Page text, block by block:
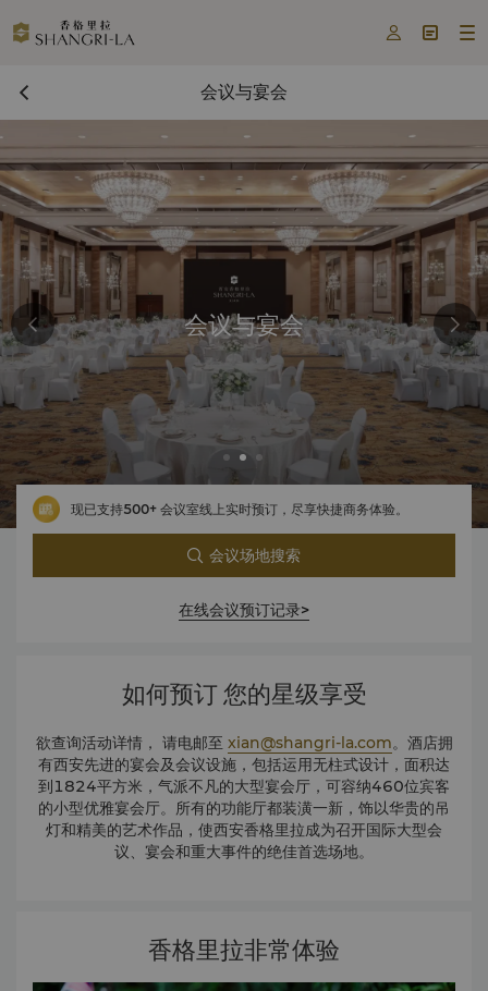
  
会议与宴会
会议与宴会
现已支持500+ 会议室线上实时预订，尽享快捷商务体验。
会议场地搜索
在线会议预订记录>
如何预订 您的星级享受
欲查询活动详情， 请电邮至 xian@shangri-la.com。酒店拥
有西安先进的宴会及会议设施，包括运用无柱式设计，面积达
到1824平方米，气派不凡的大型宴会厅，可容纳460位宾客
的小型优雅宴会厅。所有的功能厅都装潢一新，饰以华贵的吊
灯和精美的艺术作品，使西安香格里拉成为召开国际大型会
议、宴会和重大事件的绝佳首选场地。
香格里拉非常体验